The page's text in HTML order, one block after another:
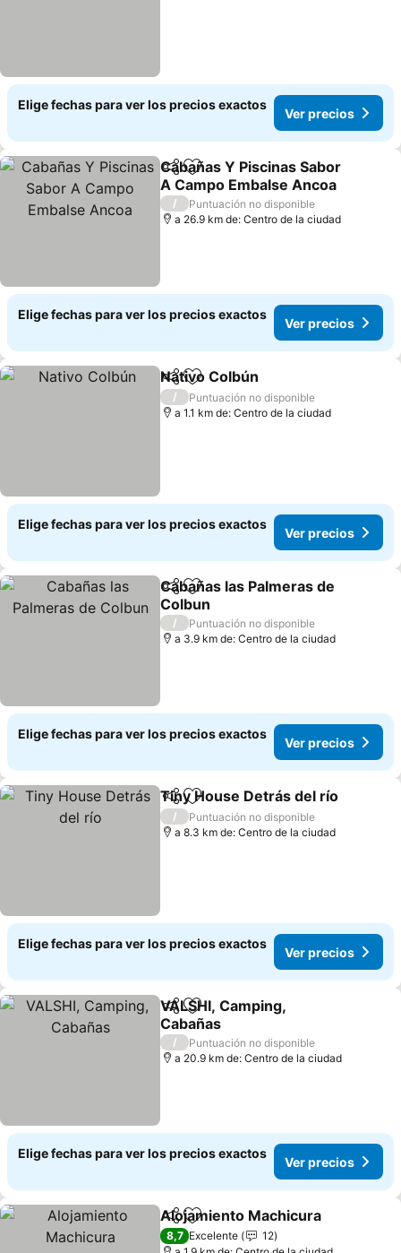
Elige fechas para ver los precios exactos
Ver precios
CompartirAgregar a favoritos
Cabañas Y Piscinas Sabor
A Campo Embalse Ancoa
/
Puntuación no disponible
a 26.9 km de: Centro de la ciudad
Elige fechas para ver los precios exactos
Ver precios
CompartirAgregar a favoritos
Nativo Colbún
/
Puntuación no disponible
a 1.1 km de: Centro de la ciudad
Elige fechas para ver los precios exactos
Ver precios
CompartirAgregar a favoritos
Cabañas las Palmeras de
Colbun
/
Puntuación no disponible
a 3.9 km de: Centro de la ciudad
Elige fechas para ver los precios exactos
Ver precios
Compartir
Agregar a favoritos
Tiny House Detrás del río
/
Puntuación no disponible
a 8.3 km de: Centro de la ciudad
Elige fechas para ver los precios exactos
Ver precios
CompartirAgregar a favoritos
VALSHI, Camping,
Cabañas
/
Puntuación no disponible
a 20.9 km de: Centro de la ciudad
Elige fechas para ver los precios exactos
Ver precios
CompartirAgregar a favoritos
Alojamiento Machicura
8,7 Excelente
12